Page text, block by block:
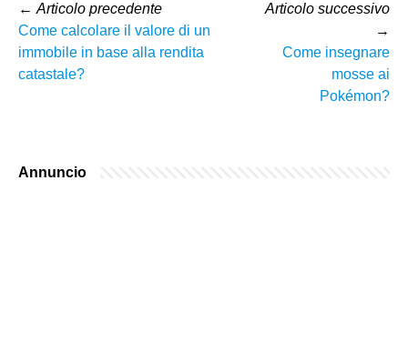
← Articolo precedente
Come calcolare il valore di un
immobile in base alla rendita
catastale?
Articolo successivo
→
Come insegnare
mosse ai
Pokémon?
Annuncio